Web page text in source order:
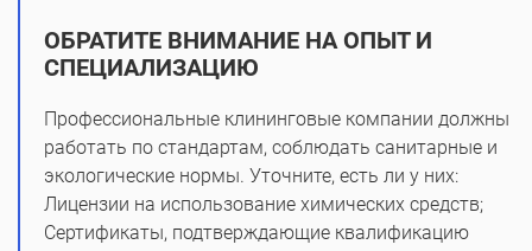
ОБРАТИТЕ ВНИМАНИЕ НА ОПЫТ И
СПЕЦИАЛИЗАЦИЮ
Профессиональные клининговые компании должны
работать по стандартам, соблюдать санитарные и
экологические нормы. Уточните, есть ли у них:
Лицензии на использование химических средств;
Сертификаты, подтверждающие квалификацию